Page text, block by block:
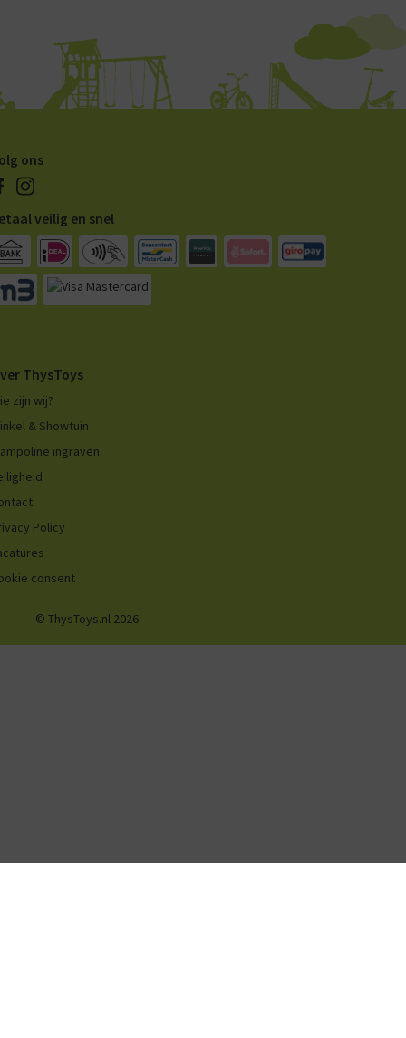
ons
veilig en snel
ThysToys
zijn wij?
& Showtuin
ingraven
Policy
consent
© ThysToys.nl 2026